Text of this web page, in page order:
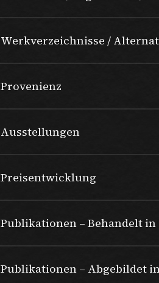
Werkverzeichnisse /
Provenienz
Ausstellungen
Preisentwicklung
Publikationen – Behandelt in
Publikationen – Abgebildet